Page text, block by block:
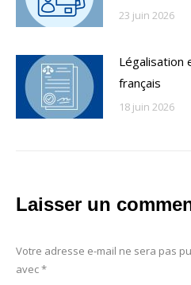
23 juin 2026
Légalisation
français
18 juin 2026
Laisser un
Votre adresse e-mail ne sera pas
avec*